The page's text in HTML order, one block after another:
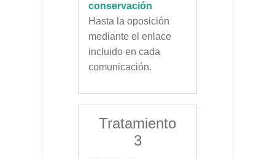
conservación
Hasta la oposición
mediante el enlace
incluido en cada
comunicación.
Tratamiento
3